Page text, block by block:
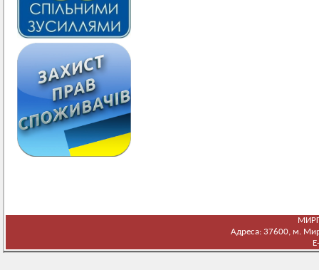
Адреса: 37600, м.